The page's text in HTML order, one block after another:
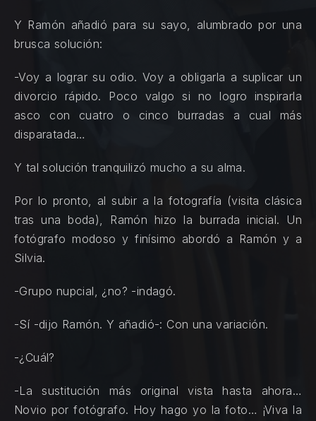
Y Ramón añadió para su sayo, alumbrado por una
brusca solución:
-Voy a lograr su odio. Voy a obligarla a suplicar un
divorcio rápido. Poco valgo si no logro inspirarla
asco con cuatro o cinco burradas a cual más
disparatada…
Y tal solución tranquilizó mucho a su alma.
Por lo pronto, al subir a la fotografía (visita clásica
tras una boda), Ramón hizo la burrada inicial. Un
fotógrafo modoso y finísimo abordó a Ramón y a
Silvia.
-Grupo nupcial, ¿no? -indagó.
-Sí -dijo Ramón. Y añadió-: Con una variación.
-¿Cuál?
-La sustitución más original vista hasta ahora…
Novio por fotógrafo. Hoy hago yo la foto… ¡Viva la